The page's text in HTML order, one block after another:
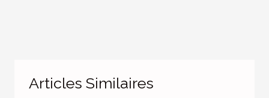
Articles Similaires